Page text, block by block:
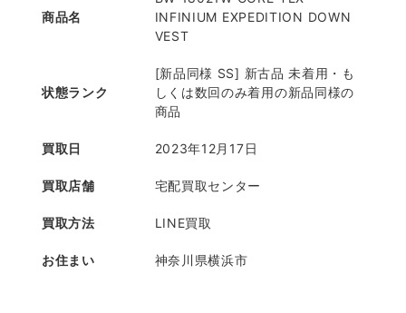
商品名
INFINIUM EXPEDITION DOWN
VEST
状態ランク
[新品同様 SS] 新古品 未着用・も
しくは数回のみ着用の新品同様の
商品
買取日 2023年12月17日
買取店舗 宅配買取センター
買取方法 LINE買取
お住まい 神奈川県横浜市